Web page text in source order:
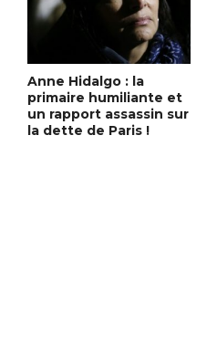
Anne Hidalgo : la
primaire humiliante et
un rapport assassin sur
la dette de Paris !